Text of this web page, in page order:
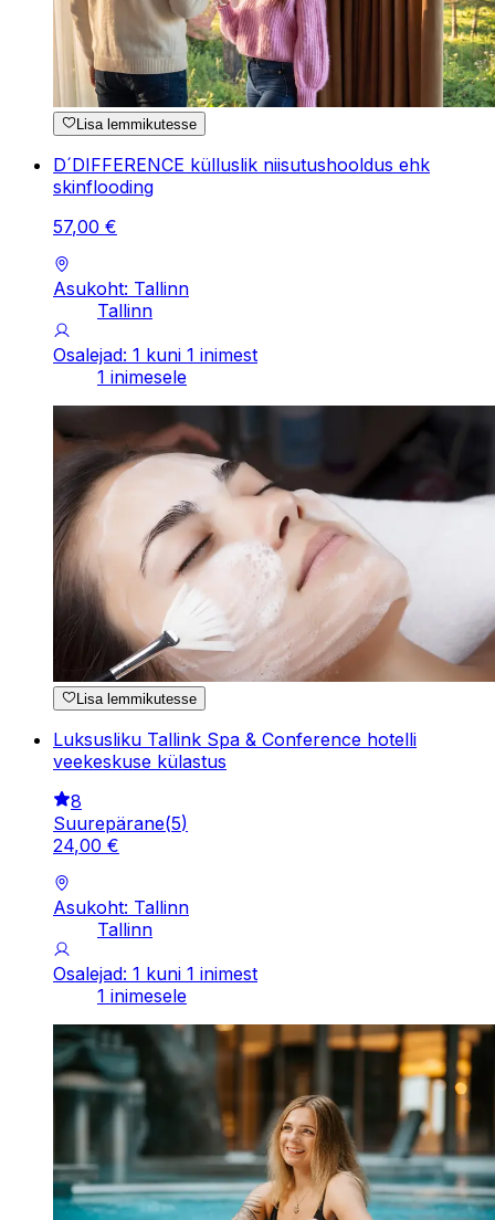
Lisa lemmikutesse
D´DIFFERENCE külluslik niisutushooldus ehk
skinflooding
57,00 €
Asukoht: Tallinn
Tallinn
Osalejad: 1 kuni 1 inimest
1 inimesele
Lisa lemmikutesse
Luksusliku Tallink Spa & Conference hotelli
veekeskuse külastus
8
Suurepärane(5)
24,00 €
Asukoht: Tallinn
Tallinn
Osalejad: 1 kuni 1 inimest
1 inimesele